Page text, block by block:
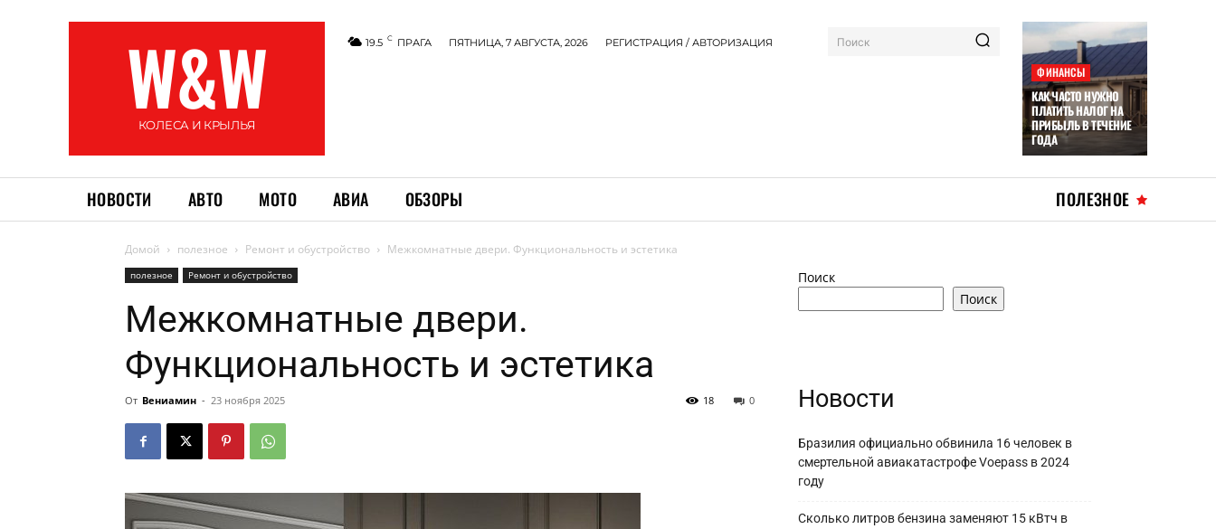
W&W
КОЛЕСА И КРЫЛЬЯ
19.5 C ПРАГА ПЯТНИЦА, 7 АВГУСТА, 2026 РЕГИСТРАЦИЯ / АВТОРИЗАЦИЯ Поиск
ФИНАНСЫ
КАК ЧАСТО НУЖНО
ПЛАТИТЬ НАЛОГ НА
ПРИБЫЛЬ В ТЕЧЕНИЕ
ГОДА
НОВОСТИ АВТО МОТО АВИА ОБЗОРЫ ПОЛЕЗНОЕ
Домой полезное Ремонт и обустройство Межкомнатные двери. Функциональность и эстетика
полезное Ремонт и обустройство
Межкомнатные двери.
Функциональность и эстетика
От Вениамин - 23 ноября 2025 0
18
Поиск
Поиск
Новости
Бразилия официально обвинила 16 человек в
смертельной авиакатастрофе Voepass в 2024
году
Сколько литров бензина заменяют 15 кВтч в